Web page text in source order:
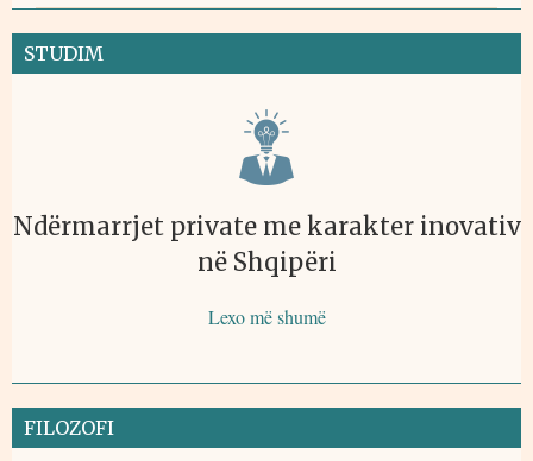
STUDIM
Ndërmarrjet private me karakter inovativ
në Shqipëri
Lexo më shumë
FILOZOFI